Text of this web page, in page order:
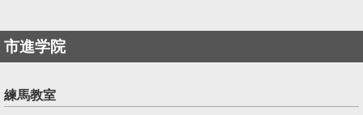
市進学院
練馬教室